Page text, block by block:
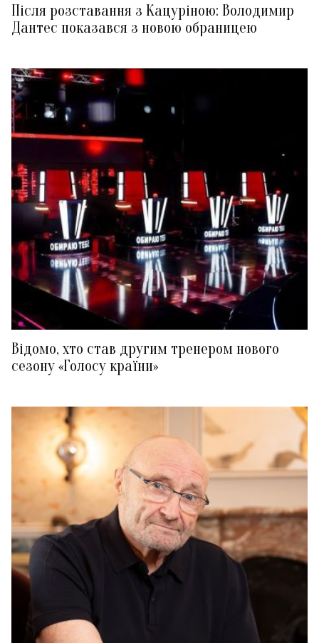
Після розставання з Кацуріною: Володимир
Дантес показався з новою обраницею
Відомо, хто став другим тренером нового
сезону «Голосу країни»